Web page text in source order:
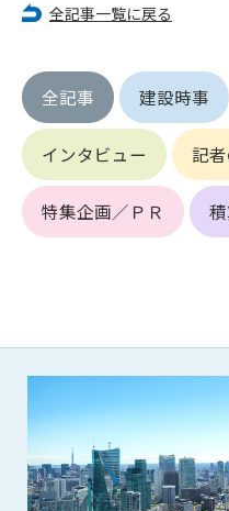
全記事一覧に戻る
全記事 建設時事
インタビュー 記
特集企画／ＰＲ
(8) 犯罪的行為に結びつく行為
(10) 建設資料館から知り得
を、営利を目的として
に第三者に提供すること
第7条（登録内容の削除）
管理者は、会員が登録した
恐れのあるものは、会員の
(4) その他、管理者が不適当
第8条（サービスの変更・中
管理者は、会員の承諾なく
廃止を含み)し、本サービス
できるものとします。これ
被った損害について管理者